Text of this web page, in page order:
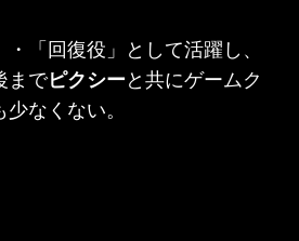
「回復役」として活躍し、
までピクシーと共にゲームク
なくない。